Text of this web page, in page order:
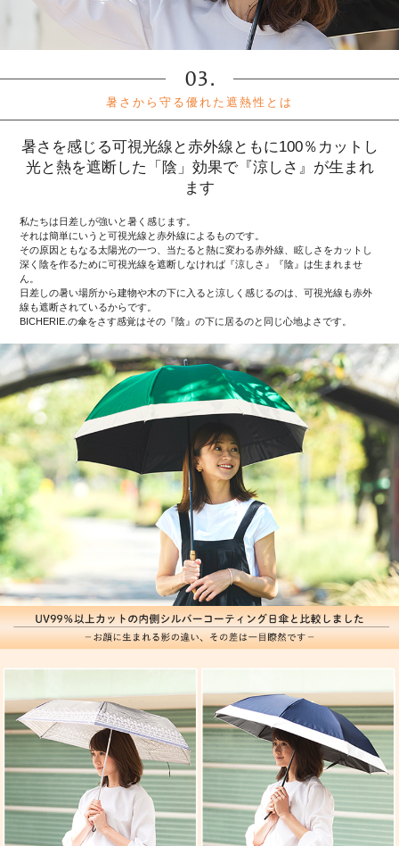
暑さから守る優れた遮熱性とは
暑さを感じる可視光線と赤外線ともに100％カットし
光と熱を遮断した「陰」効果で『涼しさ』が生まれ
ます
私たちは日差しが強いと暑く感じます。
それは簡単にいうと可視光線と赤外線によるものです。
その原因ともなる太陽光の一つ、当たると熱に変わる赤外線、眩しさをカットし
深く陰を作るために可視光線を遮断しなければ『涼しさ』『陰』は生まれませ
ん。
日差しの暑い場所から建物や木の下に入ると涼しく感じるのは、可視光線も赤外
線も遮断されているからです。
BICHERIE.の傘をさす感覚はその『陰』の下に居るのと同じ心地よさです。